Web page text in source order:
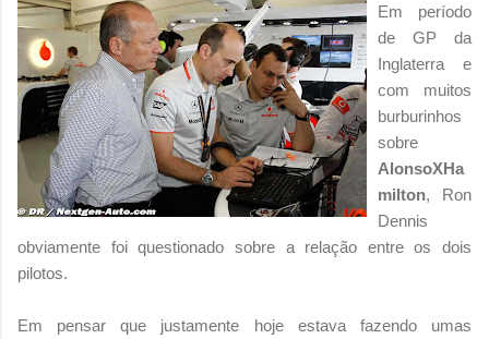
Em período
de GP da
Inglaterra e
com muitos
burburinhos
sobre
AlonsoXHa
milton, Ron
Dennis
obviamente foi questionado sobre a relação entre os dois
pilotos.
Em pensar que justamente hoje estava fazendo umas